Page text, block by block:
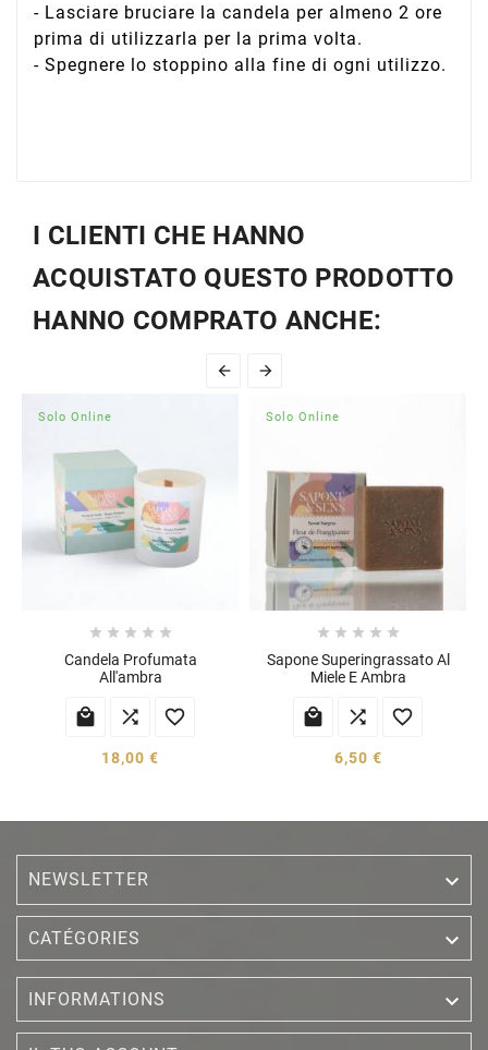
- Lasciare bruciare la candela per almeno 2 ore
prima di utilizzarla per la prima volta.
- Spegnere lo stoppino alla fine di ogni utilizzo.
I CLIENTI CHE HANNO
ACQUISTATO QUESTO PRODOTTO
HANNO COMPRATO ANCHE:
 
Solo Online
    
Candela Profumata
All'ambra
  
18,00 €
Solo Online
    
Sapone Superingrassato Al
Miele E Ambra
  
6,50 €
NEWSLETTER 
CATÉGORIES 
INFORMATIONS 